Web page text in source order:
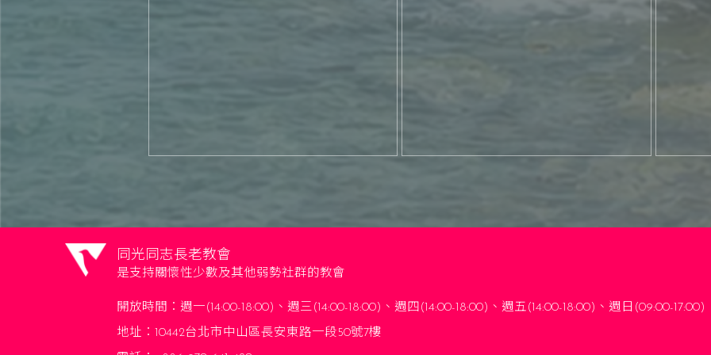
同光同志長老教會
是支持關懷性少數及其他弱勢社群的教會
開放時間：週一(14:00-18:00)、週三(14:00-18:00) 、週四(14:00-18:00)、週五(14:00-18:00) 、週日(09:00-17:00)
地址：10442台北市中山區長安東路一段50號7樓